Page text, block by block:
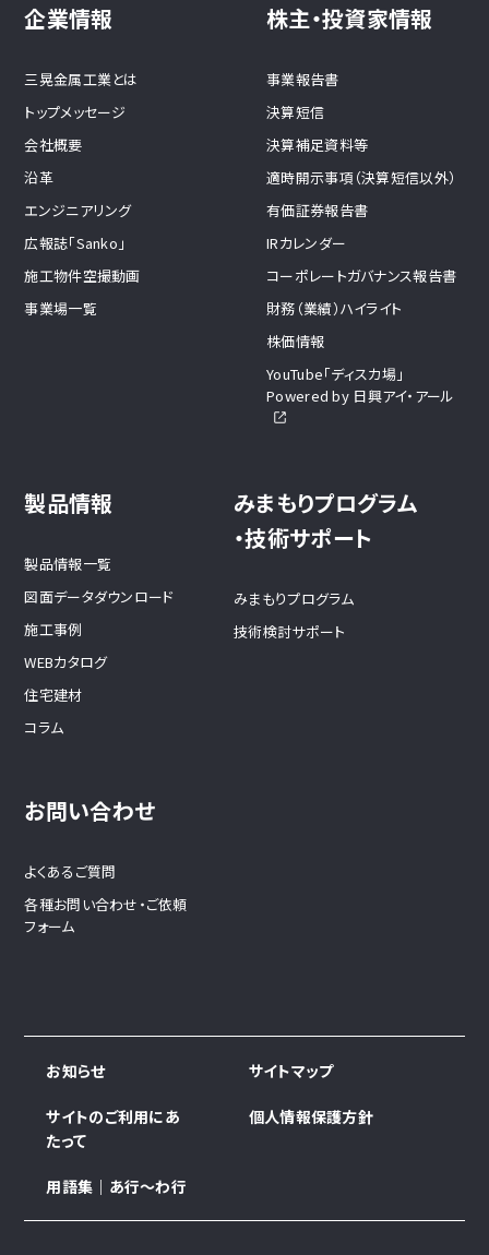
企業情報
三晃金属工業とは
トップメッセージ
会社概要
沿革
エンジニアリング
広報誌「Sanko」
施工物件空撮動画
事業場一覧
株主・投資家情報
事業報告書
決算短信
決算補足資料等
適時開示事項（決算短信以外）
有価証券報告書
IRカレンダー
コーポレートガバナンス報告書
財務（業績）ハイライト
株価情報
YouTube「ディスカ場」
Powered by 日興アイ・アール
製品情報
製品情報一覧
図面データダウンロード
施工事例
WEBカタログ
住宅建材
コラム
みまもりプログラム
・技術サポート
みまもりプログラム
技術検討サポート
お問い合わせ
よくあるご質問
各種お問い合わせ・ご依頼
フォーム
お知らせ サイトマップ
サイトのご利用にあ
たって
個人情報保護方針
用語集｜あ行～わ行